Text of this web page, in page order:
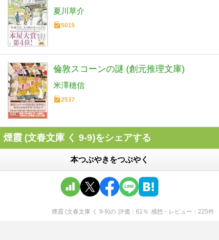
夏川草介
5015
倫敦スコーンの謎 (創元推理文庫)
米澤穂信
2537
煙霞 (文春文庫 く 9-9)をシェアする
本つぶやきをつぶやく
煙霞 (文春文庫 く 9-9)の 評価 61 ％ 感想・レビュー 225件